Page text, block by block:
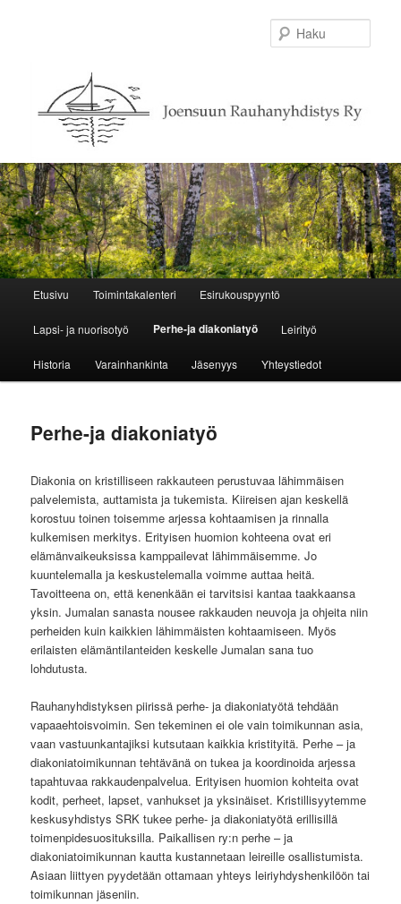
Siirry sisältöön
Siirry toissijaiseen sisältöön
Etusivu Toimintakalenteri Esirukouspyyntö
Lapsi- ja nuorisotyö Perhe-ja diakoniatyö Leirityö
Historia Varainhankinta Jäsenyys Yhteystiedot
Perhe-ja diakoniatyö
Diakonia on kristilliseen rakkauteen perustuvaa lähimmäisen
palvelemista, auttamista ja tukemista. Kiireisen ajan keskellä
korostuu toinen toisemme arjessa kohtaamisen ja rinnalla
kulkemisen merkitys. Erityisen huomion kohteena ovat eri
elämänvaikeuksissa kamppailevat lähimmäisemme. Jo
kuuntelemalla ja keskustelemalla voimme auttaa heitä.
Tavoitteena on, että kenenkään ei tarvitsisi kantaa taakkaansa
yksin. Jumalan sanasta nousee rakkauden neuvoja ja ohjeita niin
perheiden kuin kaikkien lähimmäisten kohtaamiseen. Myös
erilaisten elämäntilanteiden keskelle Jumalan sana tuo
lohdutusta.
Rauhanyhdistyksen piirissä perhe- ja diakoniatyötä tehdään
vapaaehtoisvoimin. Sen tekeminen ei ole vain toimikunnan asia,
vaan vastuunkantajiksi kutsutaan kaikkia kristityitä. Perhe – ja
diakoniatoimikunnan tehtävänä on tukea ja koordinoida arjessa
tapahtuvaa rakkaudenpalvelua. Erityisen huomion kohteita ovat
kodit, perheet, lapset, vanhukset ja yksinäiset. Kristillisyytemme
keskusyhdistys SRK tukee perhe- ja diakoniatyötä erillisillä
toimenpidesuosituksilla. Paikallisen ry:n perhe – ja
diakoniatoimikunnan kautta kustannetaan leireille osallistumista.
Asiaan liittyen pyydetään ottamaan yhteys leiriyhdyshenkilöön tai
toimikunnan jäseniin.